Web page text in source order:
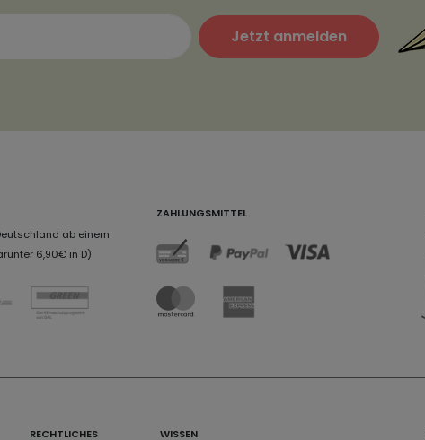
Jetzt anmelden
ab einem
6,90€ in D)
ZAHLUNGSMITTEL
RECHTLICHES WISSEN